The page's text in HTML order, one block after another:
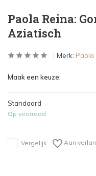
Paola Reina:
Aziatisch
Merk: Paola
Maak een keuze:
Standaard
Op voorraad
Vergelijk Aan